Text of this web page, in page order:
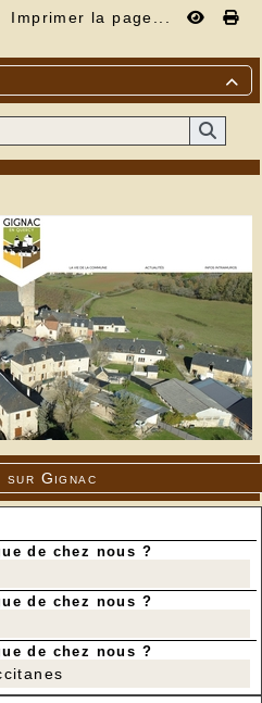
Imprimer la page...

sur Gignac
de chez nous ?
de chez nous ?
de chez nous ?